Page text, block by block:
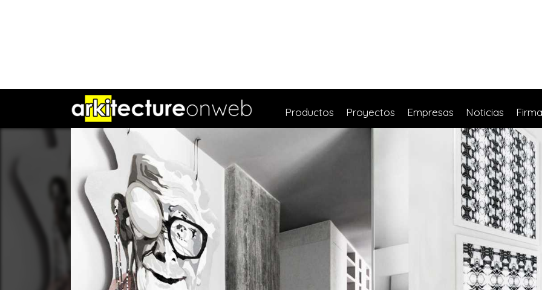
Productos Proyectos Empresas Noticias